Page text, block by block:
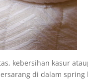
kebersihan kasur
di dalam spring